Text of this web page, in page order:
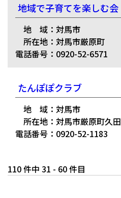
地域で子育てを楽しむ会
地 域：対馬市
所在地：対馬市厳原町
電話番号：0920-52-6571
たんぽぽクラブ
地 域：対馬市
所在地：対馬市厳原町久田
電話番号：0920-52-1183
110 件中 31 - 60 件目